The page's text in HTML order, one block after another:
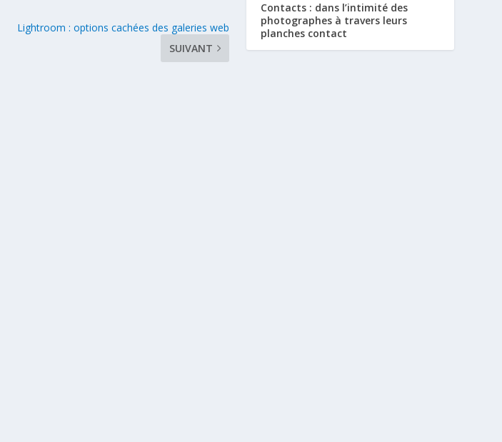
Lightroom : options cachées des galeries web
SUIVANT
Contacts : dans l’intimité des
photographes à travers leurs
planches contact